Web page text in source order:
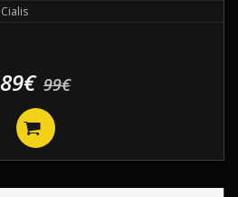
Cialis
89€ 99€